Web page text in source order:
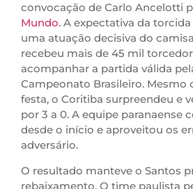
convocação de Carlo Ancelotti
Mundo. A expectativa da
uma atuação decisiva do
recebeu mais de 45 mil
acompanhar a partida válida
Campeonato Brasileiro. Mesmo
festa, o Coritiba surpreendeu e
por 3 a 0. A equipe paranaense
desde o início e aproveitou os
adversário.
O resultado manteve o Santos
rebaixamento. O time paulista